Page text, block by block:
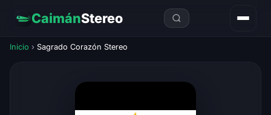
CaimánStereo
Inicio › Sagrado Corazón Stereo